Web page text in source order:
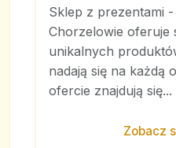
Sklep z prezentami
Chorzelowie oferuje
unikalnych
nadają się na każdą
ofercie znajdują się...
Zobacz